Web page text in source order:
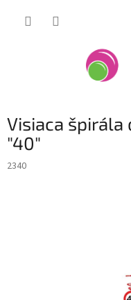
Visiaca špirála
"40"
2340